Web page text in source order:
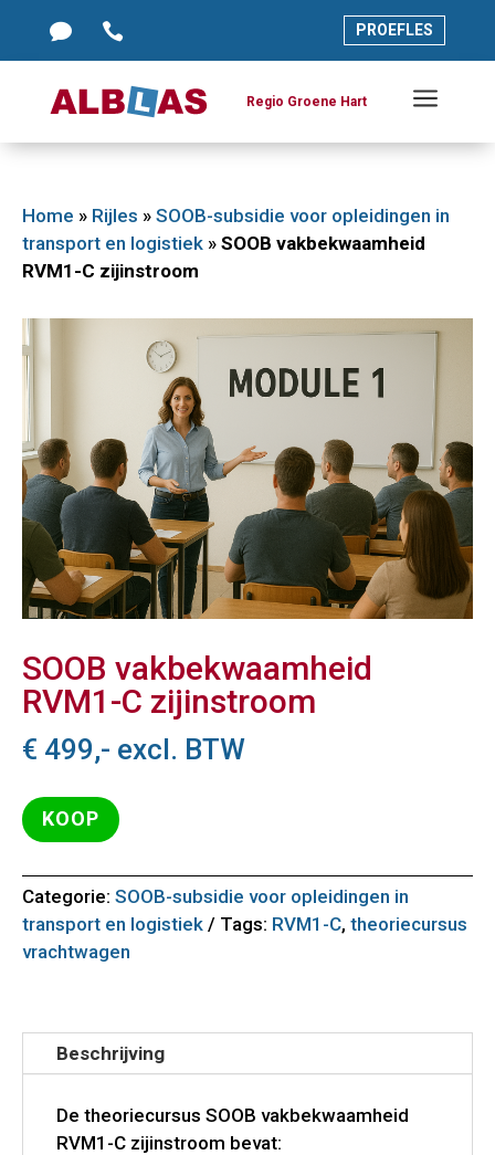
  PROEFLES
  PROEFLES
Regio Groene Hart a
Regio Groene Hart a
Home » Rijles » SOOB-subsidie voor opleidingen in
transport en logistiek » SOOB vakbekwaamheid
RVM1-C zijinstroom
SOOB vakbekwaamheid
RVM1-C zijinstroom
€ 499,- excl. BTW
KOOP
Categorie: SOOB-subsidie voor opleidingen in
transport en logistiek
Tags: RVM1-C, theoriecursus
vrachtwagen
Beschrijving
De theoriecursus SOOB vakbekwaamheid
RVM1-C zijinstroom bevat: